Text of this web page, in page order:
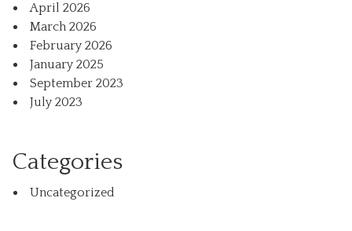
April 2026
March 2026
February 2026
January 2025
September 2023
July 2023
Categories
Uncategorized